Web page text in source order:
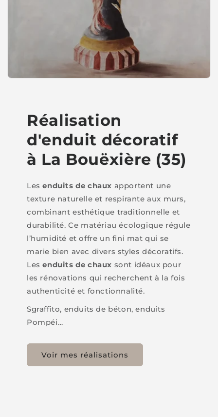
Réalisation
d'enduit décoratif
à La Bouëxière (35)
Lesenduits de chaux apportent une
texture naturelle et respirante aux murs,
combinant esthétique traditionnelle et
durabilité. Ce matériau écologique régule
l’humidité et offre un fini mat qui se
marie bien avec divers styles décoratifs.
Lesenduits de chaux sont idéaux pour
les rénovations qui recherchent à la fois
authenticité et fonctionnalité.
Sgraffito, enduits de béton, enduits
Pompéi…
Voir mes réalisations